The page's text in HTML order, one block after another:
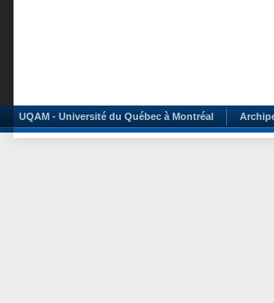
UQAM - Université du Québec à Montréal